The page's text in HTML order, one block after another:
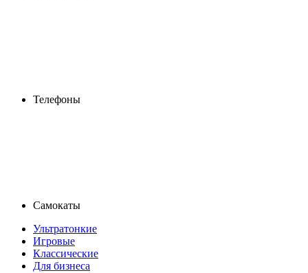
Телефоны
Самокаты
Ультратонкие
Игровые
Классические
Для бизнеса